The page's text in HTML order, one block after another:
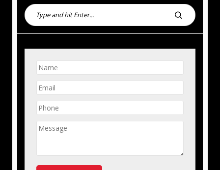
S
e
c
S
E
H